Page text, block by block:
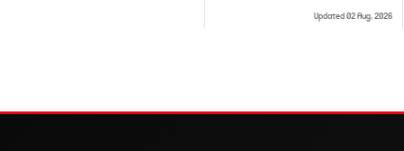
Updated 02 Aug, 2026